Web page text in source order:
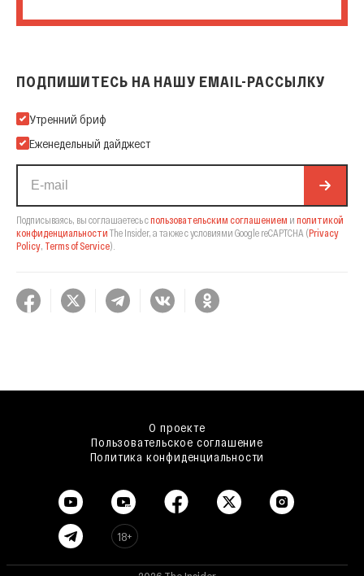
ПОДПИШИТЕСЬ НА НАШУ EMAIL-РАССЫЛКУ
Подпишитесь на нашу Email-рассылку
Утренний бриф
Еженедельный дайджест
Подписываясь, вы соглашаетесь спользовательским соглашением и политикой
конфиденциальности The Insider, а также с условиями Google reCAPTCHA (Privacy
Policy, Terms of Service).
О проекте
Пользовательское соглашение
Политика конфиденциальности
18+